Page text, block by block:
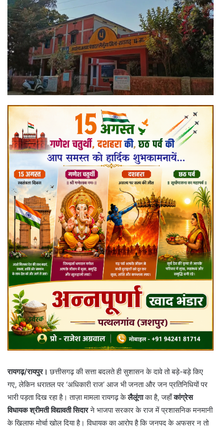
रायगढ़/रायपुर। छत्तीसगढ़ की सत्ता बदलते ही सुशासन के दावे तो बड़े-बड़े किए
गए, लेकिन धरातल पर ‘अधिकारी राज’ आज भी जनता और जन प्रतिनिधियों पर
भारी पड़ता दिख रहा है। ताज़ा मामला रायगढ़ केलैलूंगाका है, जहाँकांग्रेस
विधायक श्रीमती विद्यावती सिदारने भाजपा सरकार के राज में प्रशासनिक मनमानी
के खिलाफ मोर्चा खोल दिया है। विधायक का आरोप है कि जनपद के अफसर न तो